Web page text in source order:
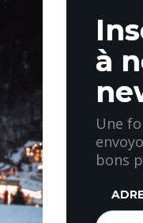
à
Une
bons